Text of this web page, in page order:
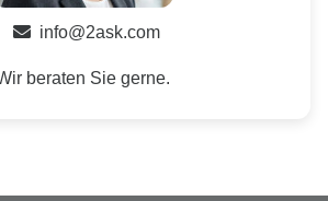
info@2ask.com
beraten Sie gerne.